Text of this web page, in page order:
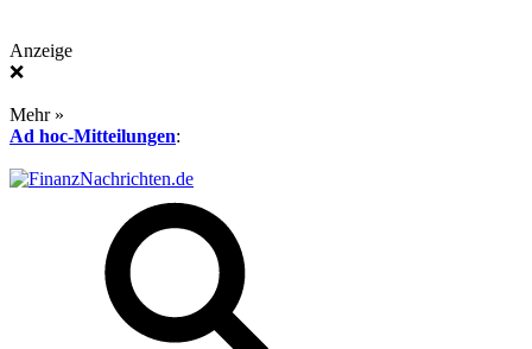
Anzeige
❌
Mehr »
Ad hoc-Mitteilungen: